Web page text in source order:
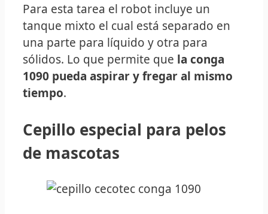
Para esta tarea el robot incluye un
tanque mixto el cual está separado en
una parte para líquido y otra para
sólidos. Lo que permite que la conga
1090 pueda aspirar y fregar al mismo
tiempo.
Cepillo especial para pelos
de mascotas